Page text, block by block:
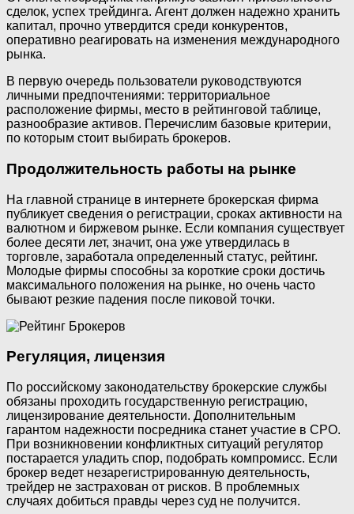
сделок, успех трейдинга. Агент должен надежно хранить
капитал, прочно утвердится среди конкурентов,
оперативно реагировать на изменения международного
рынка.
В первую очередь пользователи руководствуются
личными предпочтениями: территориальное
расположение фирмы, место в рейтинговой таблице,
разнообразие активов. Перечислим базовые критерии,
по которым стоит выбирать брокеров.
Продолжительность работы на рынке
На главной странице в интернете брокерская фирма
публикует сведения о регистрации, сроках активности на
валютном и биржевом рынке. Если компания существует
более десяти лет, значит, она уже утвердилась в
торговле, заработала определенный статус, рейтинг.
Молодые фирмы способны за короткие сроки достичь
максимального положения на рынке, но очень часто
бывают резкие падения после пиковой точки.
Регуляция, лицензия
По российскому законодательству брокерские службы
обязаны проходить государственную регистрацию,
лицензирование деятельности. Дополнительным
гарантом надежности посредника станет участие в СРО.
При возникновении конфликтных ситуаций регулятор
постарается уладить спор, подобрать компромисс. Если
брокер ведет незарегистрированную деятельность,
трейдер не застрахован от рисков. В проблемных
случаях добиться правды через суд не получится.